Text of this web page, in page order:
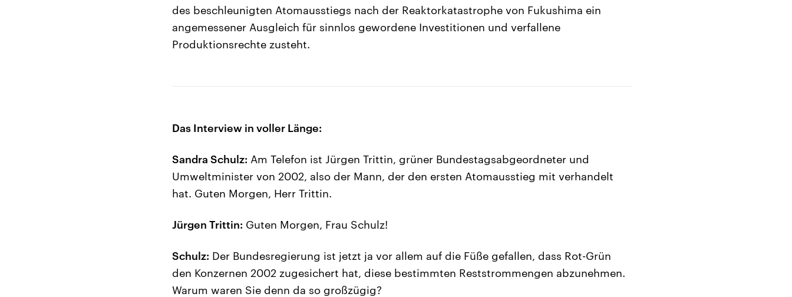
des beschleunigten Atomausstiegs nach der Reaktorkatastrophe von Fukushima ein
angemessener Ausgleich für sinnlos gewordene Investitionen und verfallene
Produktionsrechte zusteht.
Das Interview in voller Länge:
Sandra Schulz: Am Telefon ist Jürgen Trittin, grüner Bundestagsabgeordneter und
Umweltminister von 2002, also der Mann, der den ersten Atomausstieg mit verhandelt
hat. Guten Morgen, Herr Trittin.
Jürgen Trittin: Guten Morgen, Frau Schulz!
Schulz: Der Bundesregierung ist jetzt ja vor allem auf die Füße gefallen, dass Rot-Grün
den Konzernen 2002 zugesichert hat, diese bestimmten Reststrommengen abzunehmen.
Warum waren Sie denn da so großzügig?